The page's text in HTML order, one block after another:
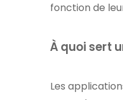
fonction de
À quoi sert
Les